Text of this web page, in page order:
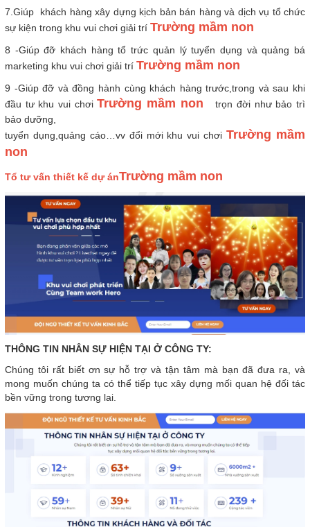
7.Giúp khách hàng xây dựng kịch bản bán hàng và dịch vụ tổ chức
sự kiện trong khu vui chơi giải trí Trường mầm non
8 -Giúp đỡ khách hàng tổ trức quản lý tuyển dụng và quảng bá
marketing khu vui chơi giải trí Trường mầm non
9 -Giúp đỡ và đồng hành cùng khách hàng trước,trong và sau khi
đầu tư khu vui chơiTrường mầm non
trọn đời như bảo trì
bảo dưỡng,
tuyển dụng,quảng cáo…vv đổi mới khu vui chơiTrường mầm
non
Tổ tư vấn thiết kế dự ánTrường mầm non
THÔNG TIN NHÂN SỰ HIỆN TẠI Ở CÔNG TY:
Chúng tôi rất biết ơn sự hỗ trợ và tận tâm mà bạn đã đưa ra, và
mong muốn chúng ta có thể tiếp tục xây dựng mối quan hệ đối tác
bền vững trong tương lai.